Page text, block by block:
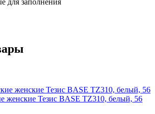
женские Тезис BASE TZ310, белый, 56